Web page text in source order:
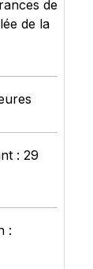
de
de la
: 29
: